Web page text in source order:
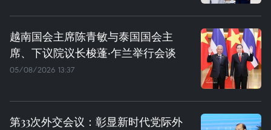
越南国会主席陈青敏与泰国国会主
席、下议院议长梭蓬·乍兰举行会谈
05/08/2026 13:37
第33次外交会议：彰显新时代党际外